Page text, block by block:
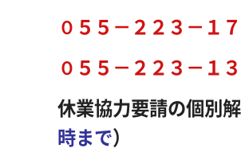
０５５－２２３－１
０５５－２２３－１
休業協力要請の個別
時まで）